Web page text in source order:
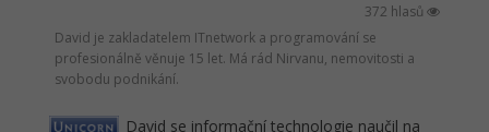
372 hlasů
David je zakladatelem ITnetwork a programování se
profesionálně věnuje 15 let. Má rád Nirvanu, nemovitosti a
svobodu podnikání.
David se informační technologie naučil na